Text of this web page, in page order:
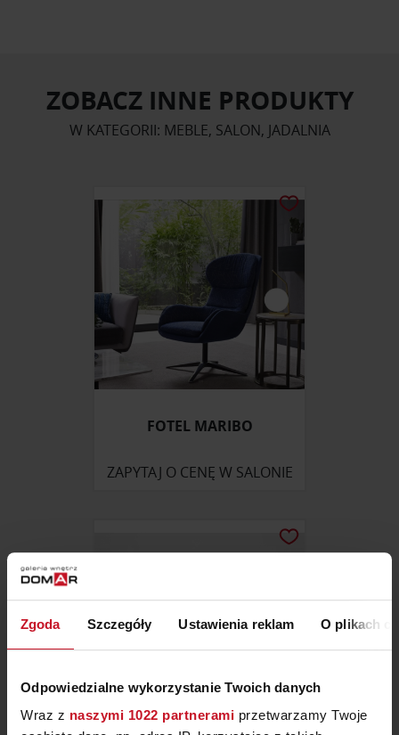
Zgoda Szczegóły Ustawienia reklam O plikach
Odpowiedzialne wykorzystanie Twoich danych
Wraz z naszymi 1022 partnerami przetwarzamy Twoje
ZOBACZ INNE PRODUKTY
W KATEGORII: MEBLE, SALON, JADALNIA
FOTEL MARIBO
ZAPYTAJ O CENĘ W SALONIE